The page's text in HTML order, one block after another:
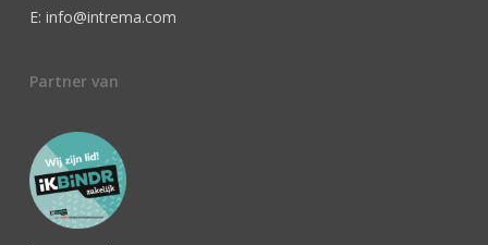
E: info@intrema.com
Partner van